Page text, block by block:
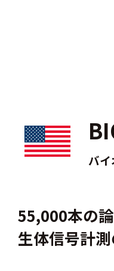
バ
55,000本の
生体信号計測